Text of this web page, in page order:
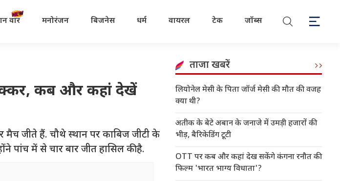
वॉर मनोरंजन बिजनेस धर्म वायरल टेक जॉब्स
कब और कहां देखें
जीते हैं. चौथे स्थान पर काबिज जीटी के
पांच में से चार बार जीत हासिल की है.
ताजा खबरें
लियोनेल मेसी के पिता जॉर्ज मेसी की मौत की वजह
क्या थी?
अतीक के बेटे अबान के जनाजे में उमड़ी हजारों की
भीड़, बैरिकेडिंग टूटी
OTT पर कब और कहां देख सकेंगे कंगना रनौत की
फिल्म 'भारत भाग्य विधाता'?